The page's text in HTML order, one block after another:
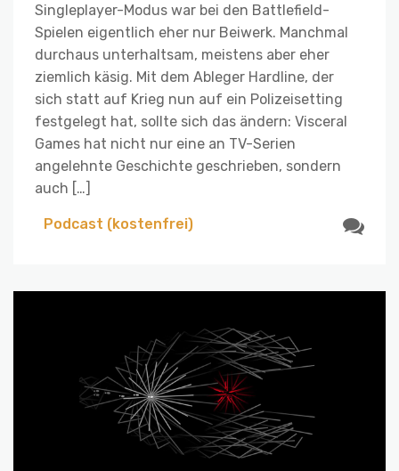
Singleplayer-Modus war bei den Battlefield-
Spielen eigentlich eher nur Beiwerk. Manchmal
durchaus unterhaltsam, meistens aber eher
ziemlich käsig. Mit dem Ableger Hardline, der
sich statt auf Krieg nun auf ein Polizeisetting
festgelegt hat, sollte sich das ändern: Visceral
Games hat nicht nur eine an TV-Serien
angelehnte Geschichte geschrieben, sondern
auch […]
Podcast (kostenfrei)